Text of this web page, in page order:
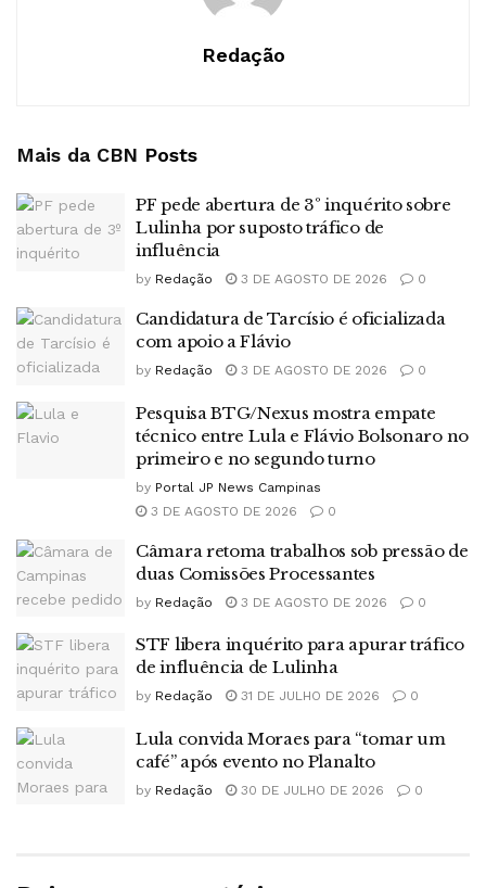
Redação
Mais da CBN Posts
PF pede abertura de 3º inquérito sobre
Lulinha por suposto tráfico de
influência
by Redação 3 DE AGOSTO DE 2026 0
Candidatura de Tarcísio é oficializada
com apoio a Flávio
by Redação 3 DE AGOSTO DE 2026 0
Pesquisa BTG/Nexus mostra empate
técnico entre Lula e Flávio Bolsonaro no
primeiro e no segundo turno
by Portal JP News Campinas
3 DE AGOSTO DE 2026
0
Câmara retoma trabalhos sob pressão de
duas Comissões Processantes
by Redação 3 DE AGOSTO DE 2026 0
STF libera inquérito para apurar tráfico
de influência de Lulinha
by Redação 31 DE JULHO DE 2026 0
Lula convida Moraes para “tomar um
café” após evento no Planalto
by Redação 30 DE JULHO DE 2026 0